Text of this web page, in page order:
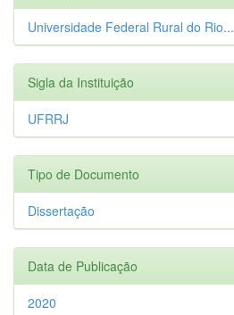
Universidade Federal Rural do Rio...
Sigla da Instituição
UFRRJ
Tipo de Documento
Dissertação
Data de Publicação
2020